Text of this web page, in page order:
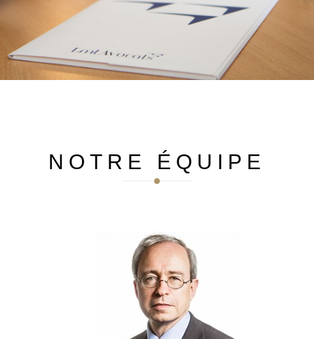
Maritime. Passionné de musique et de plongée, il
rêve d’interpréter les variations Goldberg … et de
retrouver l’Atlantide.
NOTRE ÉQUIPE